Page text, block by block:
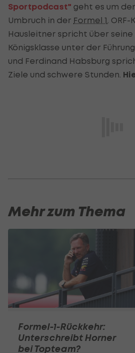
Sportpodcast" geht es um
Umbruch in der Formel 1 .
Hausleitner spricht über seine
Königsklasse unter der
und Ferdinand Habsburg
Ziele und schwere Stunden.
Mehr zum Thema
Formel-1-Rückkehr:
Unterschreibt Horner
bei Topteam?